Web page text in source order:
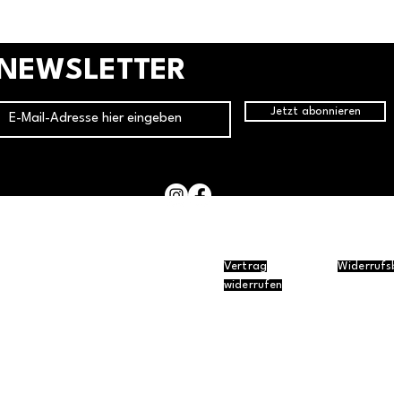
NEWSLETTER
Jetzt abonnieren
Vertrag
widerrufen